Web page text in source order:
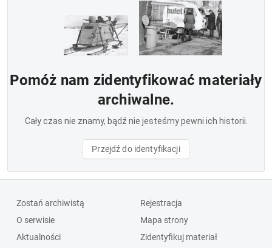
Pomóż nam zidentyfikować materiały
archiwalne.
Cały czas nie znamy, bądź nie jesteśmy pewni ich historii.
Przejdź do identyfikacji
Zostań archiwistą
O serwisie
Aktualności
Rejestracja
Mapa strony
Zidentyfikuj materiał